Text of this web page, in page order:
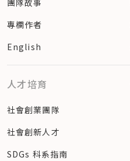
團隊故事
專欄作者
English
人才培育
社會創業團隊
社會創新人才
SDGs 科系指南